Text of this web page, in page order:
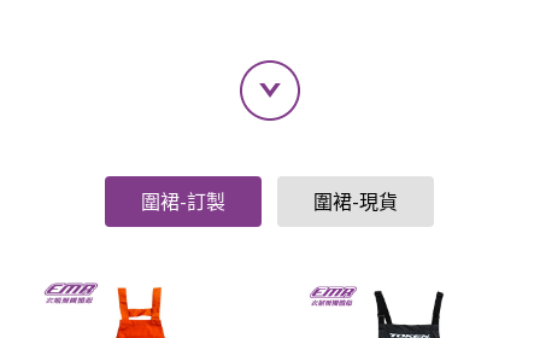
圍裙-訂製 圍裙-現貨